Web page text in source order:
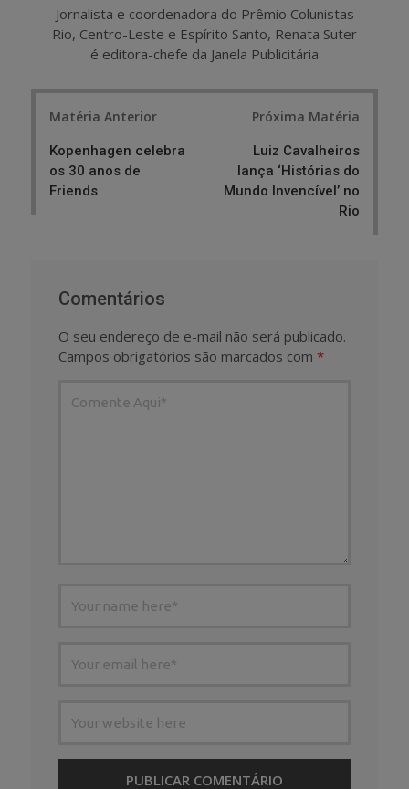
Jornalista e coordenadora do Prêmio Colunistas
Rio, Centro-Leste e Espírito Santo, Renata Suter
é editora-chefe da Janela Publicitária
Matéria Anterior
Kopenhagen celebra
os 30 anos de
Friends
Próxima Matéria
Luiz Cavalheiros
lança ‘Histórias do
Mundo Invencível’ no
Rio
Comentários
O seu endereço de e-mail não será publicado.
Campos obrigatórios são marcados com *